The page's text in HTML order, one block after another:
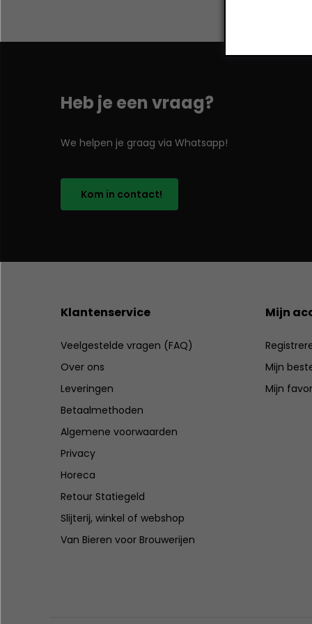
Heb je een vraag?
We helpen je graag via Whatsapp!
Kom in contact!
Klantenservice
Veelgestelde vragen (FAQ)
Over ons
Leveringen
Betaalmethoden
Algemene voorwaarden
Privacy
Horeca
Retour Statiegeld
Slijterij, winkel of webshop
Van Bieren voor Brouwerijen
Mijn
Mijn
Mijn